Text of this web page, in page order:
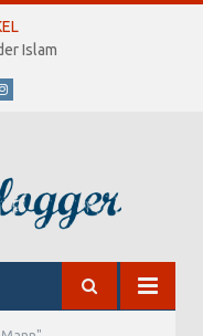
Islam
Instagram